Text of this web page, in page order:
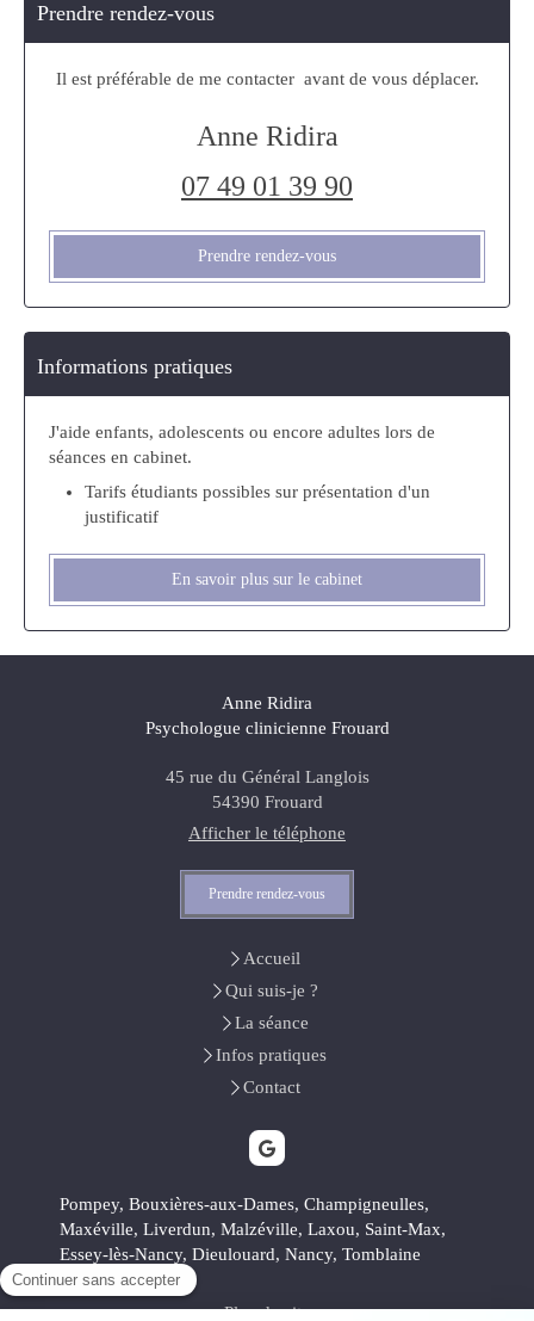
Prendre rendez-vous
Il est préférable de me contacter avant de vous déplacer.
Anne Ridira
07 49 01 39 90
Prendre rendez-vous
Informations pratiques
J'aide enfants, adolescents ou encore adultes lors de
séances en cabinet.
Tarifs étudiants possibles sur présentation d'un
justificatif
En savoir plus sur le cabinet
Anne Ridira
Psychologue clinicienne Frouard
45 rue du Général Langlois
54390 Frouard
Afficher le téléphone
Prendre rendez-vous
Accueil
Qui suis-je ?
La séance
Infos pratiques
Contact
Pompey, Bouxières-aux-Dames, Champigneulles,
Maxéville, Liverdun, Malzéville, Laxou, Saint-Max,
Essey-lès-Nancy, Dieulouard, Nancy, Tomblaine
Plan du site